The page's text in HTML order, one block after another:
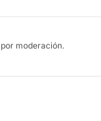
moderación.